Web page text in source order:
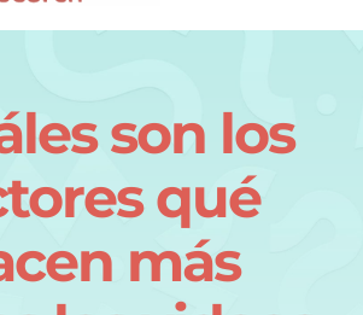
son los
qué
más